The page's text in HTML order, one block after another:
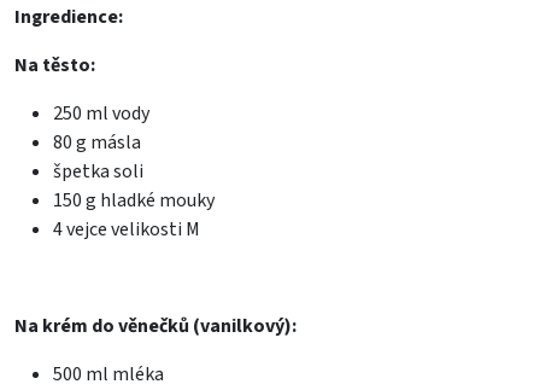
Ingredience:
Na těsto:
250 ml vody
80 g másla
špetka soli
150 g hladké mouky
4 vejce velikosti M
Na krém do věnečků (vanilkový):
500 ml mléka